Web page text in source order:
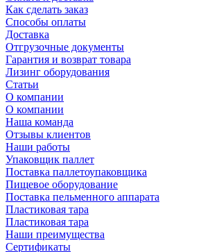
Как сделать заказ
Способы оплаты
Доставка
Отгрузочные документы
Гарантия и возврат товара
Лизинг оборудования
Статьи
О компании
О компании
Наша команда
Отзывы клиентов
Наши работы
Упаковщик паллет
Поставка паллетоупаковщика
Пищевое оборудование
Поставка пельменного аппарата
Пластиковая тара
Пластиковая тара
Наши преимущества
Сертификаты